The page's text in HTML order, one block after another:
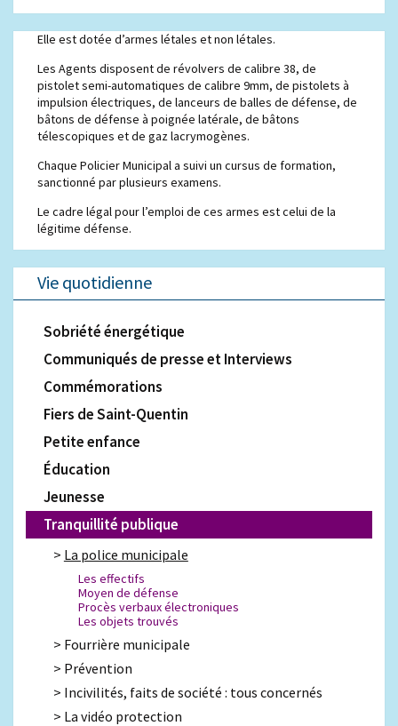
Elle est dotée d’armes létales et non létales.
Les Agents disposent de révolvers de calibre 38, de
pistolet semi-automatiques de calibre 9mm, de pistolets à
impulsion électriques, de lanceurs de balles de défense, de
bâtons de défense à poignée latérale, de bâtons
télescopiques et de gaz lacrymogènes.
Chaque Policier Municipal a suivi un cursus de formation,
sanctionné par plusieurs examens.
Le cadre légal pour l’emploi de ces armes est celui de la
légitime défense.
Vie quotidienne
Sobriété énergétique
Communiqués de presse et Interviews
Commémorations
Fiers de Saint-Quentin
Petite enfance
Éducation
Jeunesse
Tranquillité publique
La police municipale
Les effectifs
Moyen de défense
Procès verbaux électroniques
Les objets trouvés
Fourrière municipale
Prévention
Incivilités, faits de société : tous concernés
La vidéo protection